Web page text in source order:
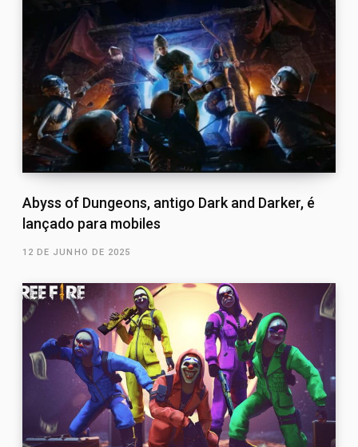
Abyss of Dungeons, antigo Dark and Darker, é
lançado para mobiles
12 DE JUNHO DE 2025